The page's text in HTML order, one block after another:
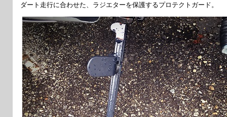
ダート走行に合わせた、ラジエターを保護するプロテクトガード。